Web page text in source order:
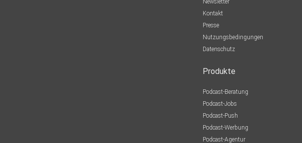
Newsletter
Kontakt
Presse
Nutzungsbedingungen
Datenschutz
Produkte
Podcast-Beratung
Podcast-Jobs
Podcast-Push
Podcast-Werbung
Podcast-Agentur